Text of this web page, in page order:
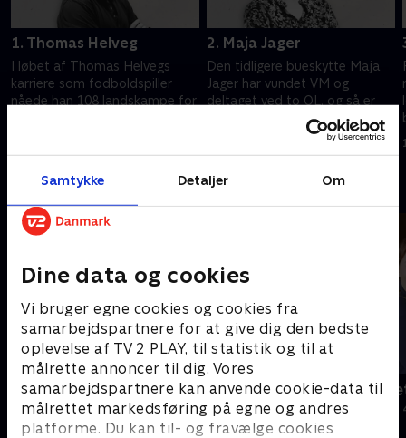
Samtykke Detaljer Om
Dine data og cookies
Vi bruger egne cookies og cookies fra
samarbejdspartnere for at give dig den bedste
oplevelse af TV 2 PLAY, til statistik og til at
målrette annoncer til dig. Vores
samarbejdspartnere kan anvende cookie-data til
målrettet markedsføring på egne og andres
platforme. Du kan til- og fravælge cookies
1. Thomas Helveg
I løbet af Thomas Helvegs
karriere som fodboldspiller
nåede han 108 landskampe for
2. Maja Jager
Den tidligere bueskytte Maja
Jager har vundet VM og
deltaget ved to OL, og så er
hun vokset op i trygge fynske
rammer i Nr. Broby.
1. september 2023 • 9 min
Andre så også
Julelys for millioner
2022 • Livsstil • 46 min
Jul på
2020 • Livsstil •